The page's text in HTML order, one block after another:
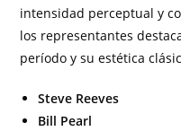
intensidad perceptual y
los representantes
período y su estética
Steve Reeves
Bill Pearl